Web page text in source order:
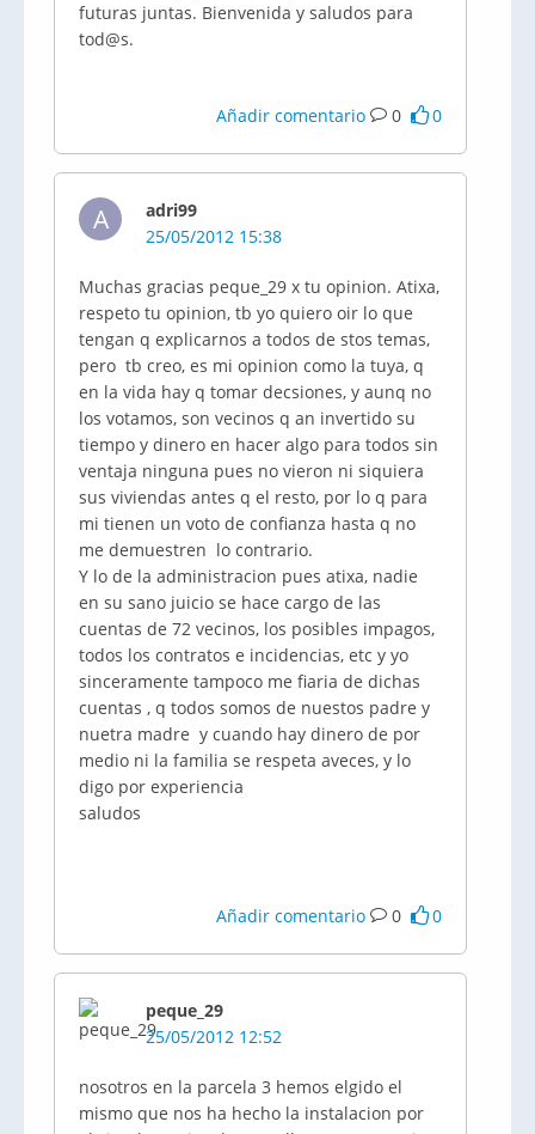
futuras juntas. Bienvenida y saludos para
tod@s.
Añadir comentario 0 0
A
adri99
25/05/2012 15:38
Muchas gracias peque_29 x tu opinion. Atixa,
respeto tu opinion, tb yo quiero oir lo que
tengan q explicarnos a todos de stos temas,
pero tb creo, es mi opinion como la tuya, q
en la vida hay q tomar decsiones, y aunq no
los votamos, son vecinos q an invertido su
tiempo y dinero en hacer algo para todos sin
ventaja ninguna pues no vieron ni siquiera
sus viviendas antes q el resto, por lo q para
mi tienen un voto de confianza hasta q no
me demuestren lo contrario.
Y lo de la administracion pues atixa, nadie
en su sano juicio se hace cargo de las
cuentas de 72 vecinos, los posibles impagos,
todos los contratos e incidencias, etc y yo
sinceramente tampoco me fiaria de dichas
cuentas , q todos somos de nuestos padre y
nuetra madre y cuando hay dinero de por
medio ni la familia se respeta aveces, y lo
digo por experiencia
saludos
Añadir comentario 0 0
peque_29
25/05/2012 12:52
nosotros en la parcela 3 hemos elgido el
mismo que nos ha hecho la instalacion por